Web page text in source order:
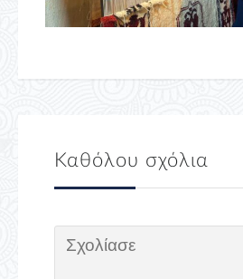
Καθόλου σχόλια